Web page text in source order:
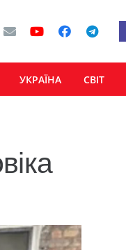
УКРАЇНА СВІТ